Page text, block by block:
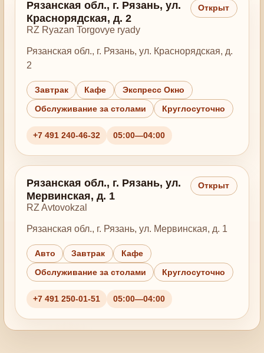
Рязанская обл., г. Рязань, ул.
Краснорядская, д. 2
RZ Ryazan Torgovye ryady
Открыт
Рязанская обл., г. Рязань, ул. Краснорядская, д.
2
Завтрак Кафе Экспресс Окно
Обслуживание за столами Круглосуточно
+7 491 240-46-32 05:00—04:00
Рязанская обл., г. Рязань, ул.
Мервинская, д. 1
RZ Avtovokzal
Открыт
Рязанская обл., г. Рязань, ул. Мервинская, д. 1
Авто Завтрак Кафе
Обслуживание за столами Круглосуточно
+7 491 250-01-51 05:00—04:00